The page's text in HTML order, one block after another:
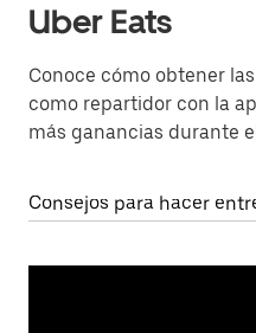
Uber Eats
Conoce cómo obtener
como repartidor con la
más ganancias durante
Consejos para hacer